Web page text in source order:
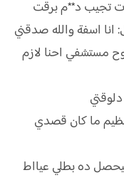
تجيب د**م برقت
انا اسفة والله صدقني
مستشفي احنا لازم
ما كان قصدي
ده بطلي عيااط